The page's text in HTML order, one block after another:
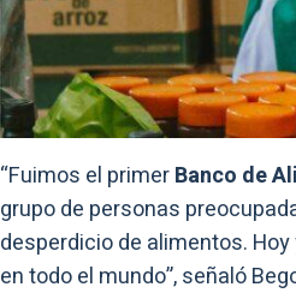
“Fuimos el primerBanco de
grupo de personas
desperdicio de alimentos.
en todo el mundo”, señaló